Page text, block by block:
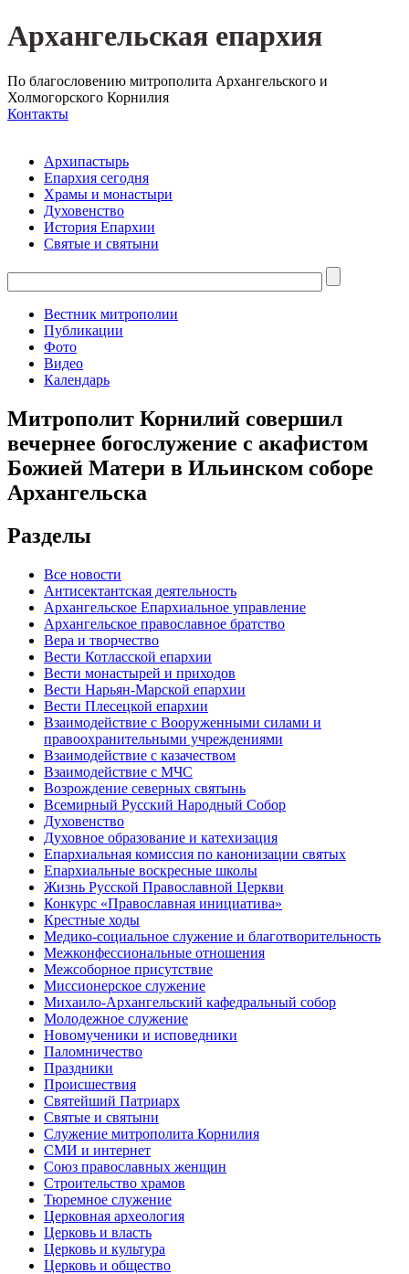
Архангельская епархия
По благословению митрополита Архангельского и
Холмогорского Корнилия
Контакты
Архипастырь
Епархия сегодня
Храмы и монастыри
Духовенство
История Епархии
Святые и святыни
Вестник митрополии
Публикации
Фото
Видео
Календарь
Митрополит Корнилий совершил
вечернее богослужение с акафистом
Божией Матери в Ильинском соборе
Архангельска
Разделы
Все новости
Антисектантская деятельность
Архангельское Епархиальное управление
Архангельское православное братство
Вера и творчество
Вести Котласской епархии
Вести монастырей и приходов
Вести Нарьян-Марской епархии
Вести Плесецкой епархии
Взаимодействие с Вооруженными силами и
правоохранительными учреждениями
Взаимодействие с казачеством
Взаимодействие с МЧС
Возрождение северных святынь
Всемирный Русский Народный Собор
Духовенство
Духовное образование и катехизация
Епархиальная комиссия по канонизации святых
Епархиальные воскресные школы
Жизнь Русской Православной Церкви
Конкурс «Православная инициатива»
Крестные ходы
Медико-социальное служение и благотворительность
Межконфессиональные отношения
Межсоборное присутствие
Миссионерское служение
Михаило-Архангельский кафедральный собор
Молодежное служение
Новомученики и исповедники
Паломничество
Праздники
Происшествия
Святейший Патриарх
Святые и святыни
Служение митрополита Корнилия
СМИ и интернет
Союз православных женщин
Строительство храмов
Тюремное служение
Церковная археология
Церковь и власть
Церковь и культура
Церковь и общество